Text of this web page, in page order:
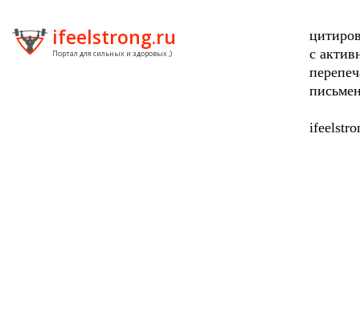
ifeelstrong.ru
Портал для сильных и здоровых ;)
с